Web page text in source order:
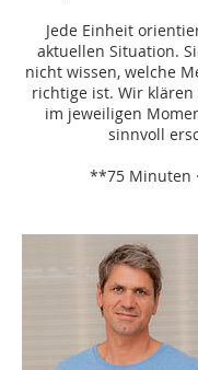
Jede Einheit
aktuellen Situation.
nicht wissen, welche
richtige ist. Wir klären
im jeweiligen
sinnvoll